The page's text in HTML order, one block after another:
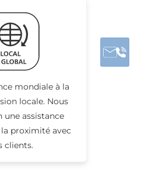
mondiale à la
locale. Nous
une assistance
proximité avec
clients.